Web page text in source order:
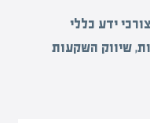
ידע כללי
שיווק השקעות